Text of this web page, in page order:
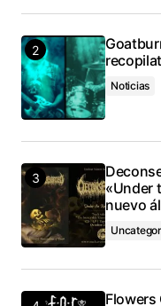
Noticias
«Under
nuevo
Flowers